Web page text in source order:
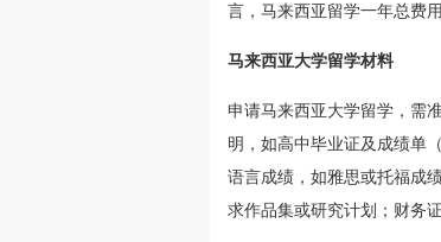
言，马来西亚留学一年总费
马来西亚大学留学材料
申请马来西亚大学留学，需
明，如高中毕业证及成绩单
语言成绩，如雅思或托福成
求作品集或研究计划；财务